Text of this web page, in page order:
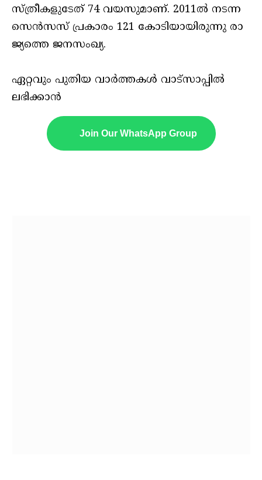
സ്ത്രീ​ക​ളു​ടേ​ത് 74 വ​യ​സു​മാ​ണ്. 2011ൽ ​ന​ട​ന്ന
സെ​ൻ​സ​സ് പ്ര​കാ​രം 121 കോ​ടി​യാ​യി​രു​ന്നു രാ​
ജ്യ​ത്തെ ജ​ന​സം​ഖ്യ.
ഏറ്റവും പുതിയ വാർത്തകൾ വാട്സാപ്പിൽ
ലഭിക്കാൻ
Join Our WhatsApp Group